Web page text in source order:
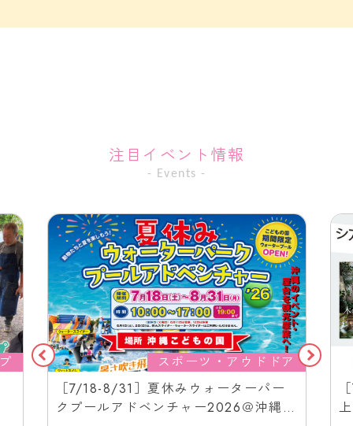
注目イベント情報
- Events -
スポーツ・アウドドア
［7/18-8/31］夏休みウォーターパー
クプールアドベンチャー2026＠沖縄こ